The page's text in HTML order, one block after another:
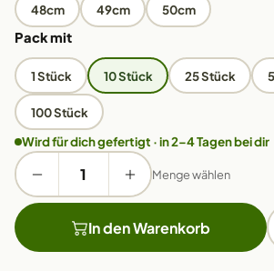
48cm 49cm 50cm
Pack mit
1 Stück 10 Stück 25 Stück
100 Stück
Wird für dich gefertigt · in 2–4 Tagen bei dir
Menge wählen
In den Warenkorb